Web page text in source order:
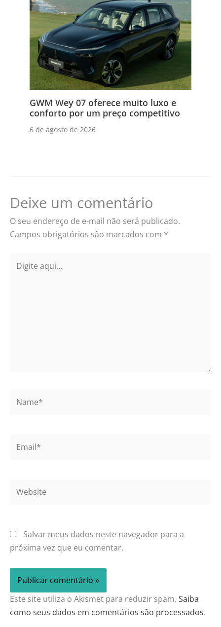
GWM Wey 07 oferece muito luxo e
conforto por um preço competitivo
6 de agosto de 2026
Deixe um comentário
O seu endereço de e-mail não será publicado.
Campos obrigatórios são marcados com *
aqui...
Salvar meus dados neste navegador para a
próxima vez que eu comentar.
Este site utiliza o Akismet para reduzir spam. Saiba
como seus dados em comentários são processados.